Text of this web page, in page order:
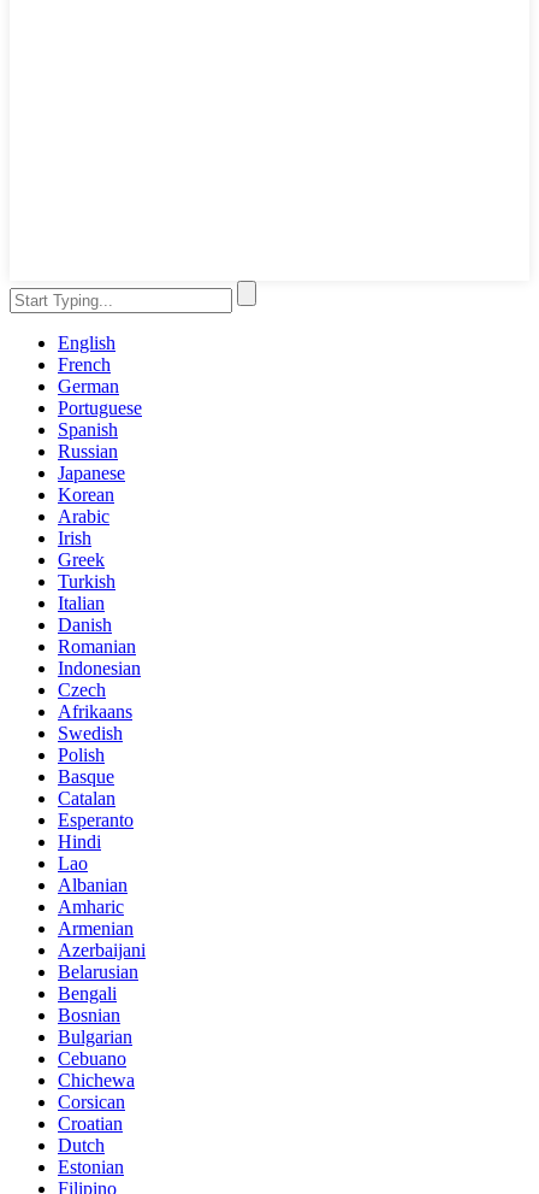
English
French
German
Portuguese
Spanish
Russian
Japanese
Korean
Arabic
Irish
Greek
Turkish
Italian
Danish
Romanian
Indonesian
Czech
Afrikaans
Swedish
Polish
Basque
Catalan
Esperanto
Hindi
Lao
Albanian
Amharic
Armenian
Azerbaijani
Belarusian
Bengali
Bosnian
Bulgarian
Cebuano
Chichewa
Corsican
Croatian
Dutch
Estonian
Filipino